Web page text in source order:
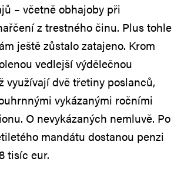
– včetně obhajoby při
z trestného činu. Plus tohle
ještě zůstalo zatajeno. Krom
vedlejší výdělečnou
využívají dvě třetiny poslanců,
vykázanými ročními
O nevykázaných nemluvě. Po
mandátu dostanou penzi
tisíc eur.